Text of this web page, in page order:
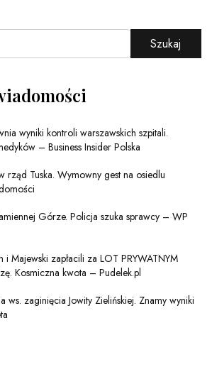
Szukaj
wyniki kontroli warszawskich szpitali.
– Business Insider Polska
rząd Tuska. Wymowny gest na osiedlu
Górze. Policja szuka sprawcy – WP
Majewski zapłacili za LOT PRYWATNYM
Kosmiczna kwota – Pudelek.pl
ws. zaginięcia Jowity Zielińskiej. Znamy wyniki